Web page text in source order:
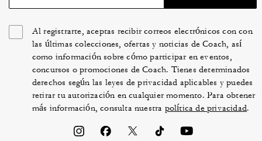
Al registrarte, aceptas recibir correos electrónicos con con
las últimas colecciones, ofertas y noticias de Coach, así
como información sobre cómo participar en eventos,
concursos o promociones de Coach. Tienes determinados
derechos según las leyes de privacidad aplicables y puedes
retirar tu autorización en cualquier momento. Para obtener
más información, consulta nuestra política de privacidad.